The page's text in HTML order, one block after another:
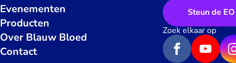
Evenementen
Producten
Over Blauw Bloed
Contact
Steun de EO
Zoek elkaar op